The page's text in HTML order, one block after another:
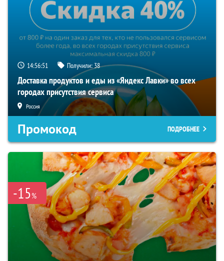
14:56:51 Получили:38
Доставка продуктов и еды из «Яндекс Лавки» во всех
городах присутствия сервиса
Россия
Промокод ПОДРОБНЕЕ
-15%